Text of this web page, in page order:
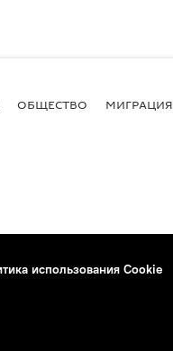
ОБЩЕСТВО МИГРАЦИЯ
использования Cookie